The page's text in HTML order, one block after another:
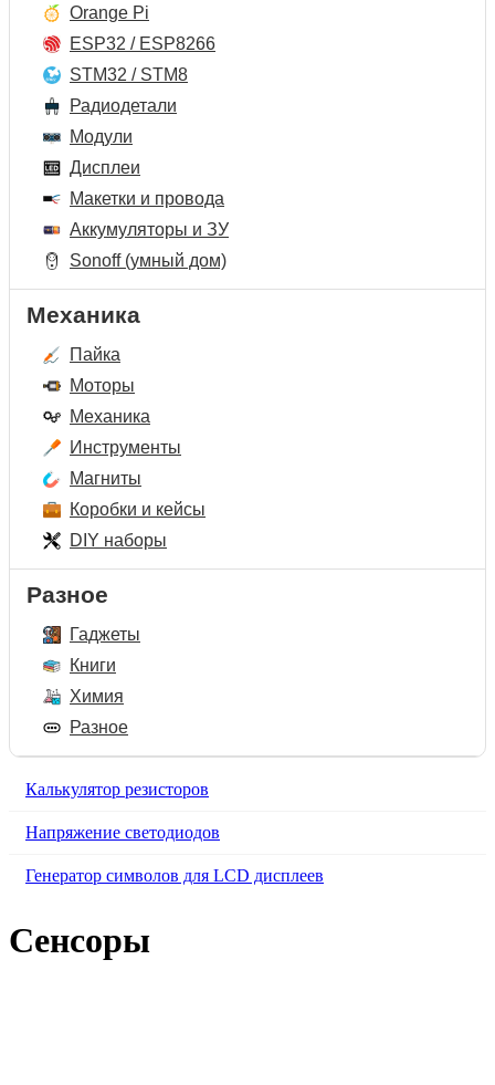
Orange Pi
ESP32 / ESP8266
STM32 / STM8
Радиодетали
Модули
Дисплеи
Макетки и провода
Аккумуляторы и ЗУ
Sonoff (умный дом)
Механика
Пайка
Моторы
Механика
Инструменты
Магниты
Коробки и кейсы
DIY наборы
Разное
Гаджеты
Книги
Химия
Разное
Калькулятор резисторов
Напряжение светодиодов
Генератор символов для LCD дисплеев
Сенсоры